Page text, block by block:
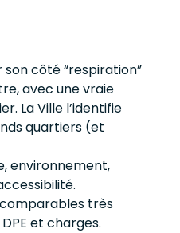
côté “respiration”
avec une vraie
La Ville l’identifie
quartiers (et
environnement,
très
et charges.